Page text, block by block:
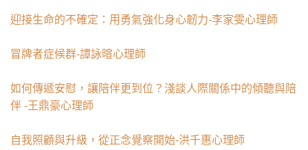
迎接生命的不確定：用勇氣強化身心韌力-李家雯心理師
冒牌者症候群-譚詠暄心理師
如何傳遞安慰，讓陪伴更到位？淺談人際關係中的傾聽與陪
伴 -王鼎豪心理師
自我照顧與升級，從正念覺察開始-洪千惠心理師